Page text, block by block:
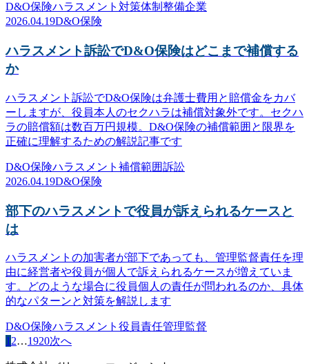
D&O保険ハラスメント対策体制整備企業
2026.04.19D&O保険
ハラスメント訴訟でD&O保険はどこまで補償する
か
ハラスメント訴訟でD&O保険は弁護士費用と賠償金をカバ
ーしますが、役員本人のセクハラは補償対象外です。セクハ
ラの賠償額は数百万円規模。D&O保険の補償範囲と限界を
正確に理解するための解説記事です
D&O保険ハラスメント 補償範囲訴訟
2026.04.19D&O保険
部下のハラスメントで役員が訴えられるケースと
は
ハラスメントの加害者が部下であっても、管理監督責任を理
由に経営者や役員が個人で訴えられるケースが増えていま
す。どのような場合に役員個人の責任が問われるのか、具体
的なパターンと対策を解説します
D&O保険ハラスメント 役員責任管理監督
1 2…1920次へ